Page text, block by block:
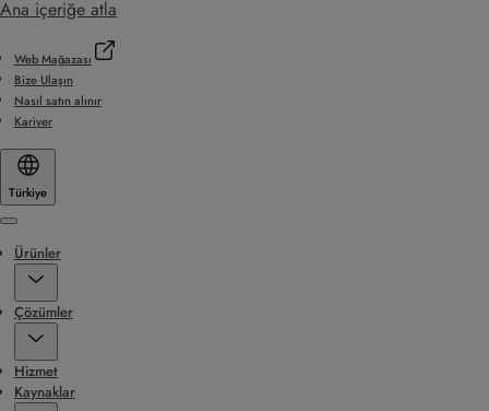
Ana içeriğe atla
Web Mağazası
Bize Ulaşın
Nasıl satın alınır
Kariyer
Türkiye
Menu
Ürünler
Çözümler
Hizmet
Kaynaklar